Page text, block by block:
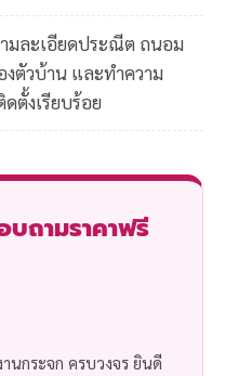
มละเอียดประณีต ถนอม
งตัวบ้าน และทำความ
ตั้งเรียบร้อย
บถามราคาฟรี
นกระจก ครบวงจร ยินดี